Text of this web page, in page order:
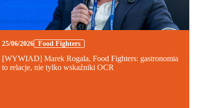
25/06/2026 Food Fighters
[WYWIAD] Marek Rogala, Food Fighters: gastronomia
to relacje, nie tylko wskaźniki OCR